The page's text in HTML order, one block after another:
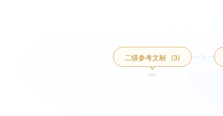
二级参考文献 (3)